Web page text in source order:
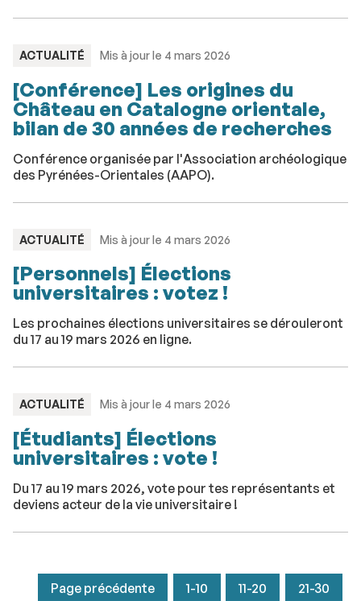
TYPE
ACTUALITÉ Mis à jour le 4 mars 2026
[Conférence] Les origines du
Château en Catalogne orientale,
bilan de 30 années de recherches
Conférence organisée par l'Association archéologique
des Pyrénées-Orientales (AAPO).
TYPE
ACTUALITÉ Mis à jour le 4 mars 2026
[Personnels] Élections
universitaires : votez !
Les prochaines élections universitaires se dérouleront
du 17 au 19 mars 2026 en ligne.
TYPE
ACTUALITÉ Mis à jour le 4 mars 2026
[Étudiants] Élections
universitaires : vote !
Du 17 au 19 mars 2026, vote pour tes représentants et
deviens acteur de la vie universitaire !
Page précédente 1-10 11-20 21-30